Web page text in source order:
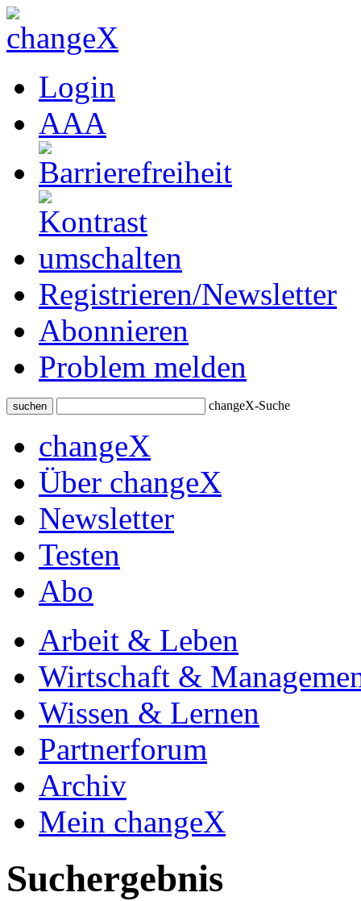
Login
AAA
Registrieren/Newsletter
Abonnieren
Problem melden
suchen changeX-Suche
changeX
Über changeX
Newsletter
Testen
Abo
Arbeit & Leben
Wirtschaft &
Wissen & Lernen
Partnerforum
Archiv
Mein changeX
Suchergebnis